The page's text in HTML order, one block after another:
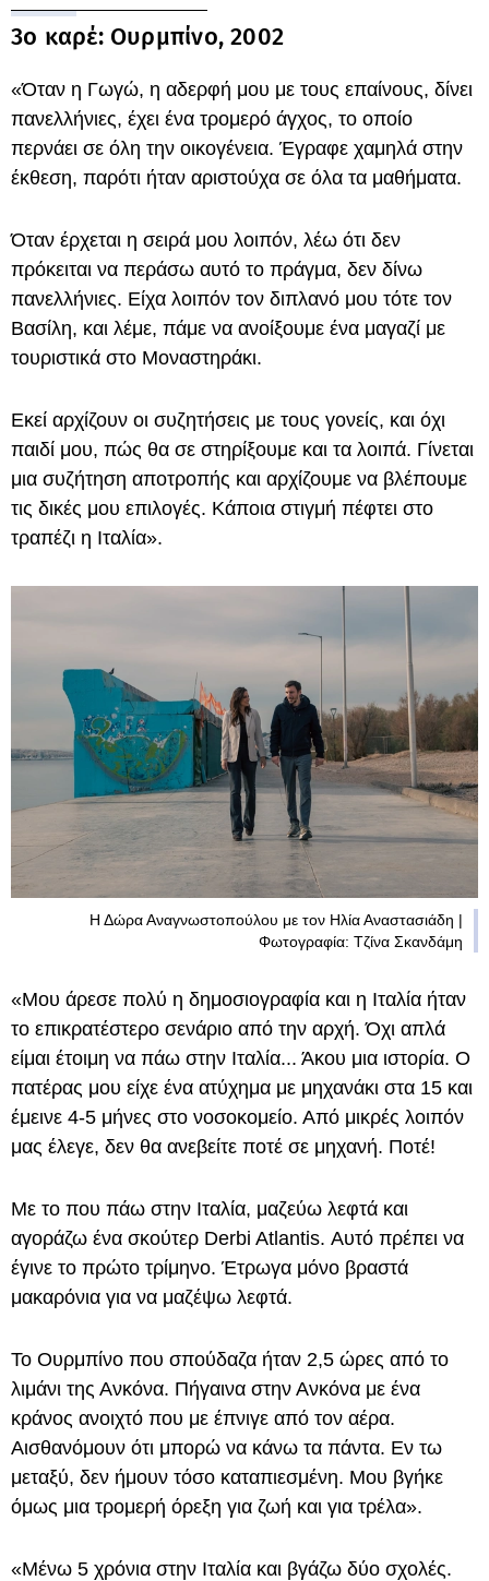
3ο καρέ: Ουρμπίνο, 2002
«Όταν η Γωγώ, η αδερφή μου με τους επαίνους, δίνει
πανελλήνιες, έχει ένα τρομερό άγχος, το οποίο
περνάει σε όλη την οικογένεια. Έγραφε χαμηλά στην
έκθεση, παρότι ήταν αριστούχα σε όλα τα μαθήματα.
Όταν έρχεται η σειρά μου λοιπόν, λέω ότι δεν
πρόκειται να περάσω αυτό το πράγμα, δεν δίνω
πανελλήνιες. Είχα λοιπόν τον διπλανό μου τότε τον
Βασίλη, και λέμε, πάμε να ανοίξουμε ένα μαγαζί με
τουριστικά στο Μοναστηράκι.
Εκεί αρχίζουν οι συζητήσεις με τους γονείς, και όχι
παιδί μου, πώς θα σε στηρίξουμε και τα λοιπά. Γίνεται
μια συζήτηση αποτροπής και αρχίζουμε να βλέπουμε
τις δικές μου επιλογές. Κάποια στιγμή πέφτει στο
τραπέζι η Ιταλία».
Η Δώρα Αναγνωστοπούλου με τον Ηλία Αναστασιάδη |
Φωτογραφία: Τζίνα Σκανδάμη
«Μου άρεσε πολύ η δημοσιογραφία και η Ιταλία ήταν
το επικρατέστερο σενάριο από την αρχή. Όχι απλά
είμαι έτοιμη να πάω στην Ιταλία... Άκου μια ιστορία. Ο
πατέρας μου είχε ένα ατύχημα με μηχανάκι στα 15 και
έμεινε 4-5 μήνες στο νοσοκομείο. Από μικρές λοιπόν
μας έλεγε, δεν θα ανεβείτε ποτέ σε μηχανή. Ποτέ!
Με το που πάω στην Ιταλία, μαζεύω λεφτά και
αγοράζω ένα σκούτερ Derbi Atlantis. Αυτό πρέπει να
έγινε το πρώτο τρίμηνο. Έτρωγα μόνο βραστά
μακαρόνια για να μαζέψω λεφτά.
Το Ουρμπίνο που σπούδαζα ήταν 2,5 ώρες από το
λιμάνι της Ανκόνα. Πήγαινα στην Ανκόνα με ένα
κράνος ανοιχτό που με έπνιγε από τον αέρα.
Αισθανόμουν ότι μπορώ να κάνω τα πάντα. Εν τω
μεταξύ, δεν ήμουν τόσο καταπιεσμένη. Μου βγήκε
όμως μια τρομερή όρεξη για ζωή και για τρέλα».
«Μένω 5 χρόνια στην Ιταλία και βγάζω δύο σχολές.